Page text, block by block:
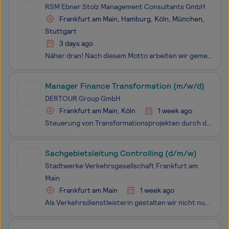
RSM Ebner Stolz Management Consultants GmbH
Frankfurt am Main, Hamburg, Köln, München,
Stuttgart
3 days ago
Näher dran! Nach diesem Motto arbeiten wir gemeinsam mit Unternehmern und Top-Managern an Herausforderungen unserer Kunden. Und wir sorgen dafür, dass unsere Arbeit zu messbaren Ergebnissen führt. Werde Teil unseres Teams! Wir stehen für handfeste Leistungssteigerung und nachhaltige Restru
Manager Finance Transformation (m/w/d)
DERTOUR Group GmbH
Frankfurt am Main, Köln
1 week ago
Steuerung von Transformationsprojekten durch die Übernahme des Projektmanagements bzw. des PMO, einschließlich z.B. Planung, Reporting und Stakeholder-ManagementEigenständige Durchführung von Transformationsinitiativen - von der Analyse von End-to-End-Prozessen, über die Identifikation von Optimieru
Sachgebietsleitung Controlling (d/m/w)
Stadtwerke Verkehrsgesellschaft Frankfurt am
Main
Frankfurt am Main
1 week ago
Als Verkehrsdienstleisterin gestalten wir nicht nur die Zukunft Frankfurts, sondern setzen uns auch als Arbeitgeberin für Ihre persönliche und berufliche Entwicklung ein. In unserem Unternehmen leben wir Offenheit, Toleranz und Gleichberechtigung und bieten Ihnen eine Vielzahl an attraktiven Benefit